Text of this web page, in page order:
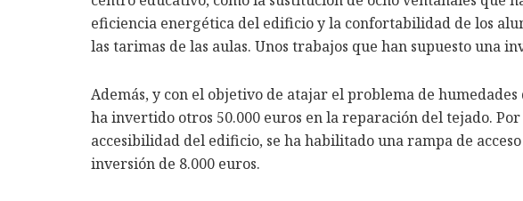
eficiencia energética del edificio y la confortabilidad de los
las tarimas de las aulas. Unos trabajos que han supuesto una
Además, y con el objetivo de atajar el problema de
ha invertido otros 50.000 euros en la reparación del tejado.
accesibilidad del edificio, se ha habilitado una rampa de
inversión de 8.000 euros.